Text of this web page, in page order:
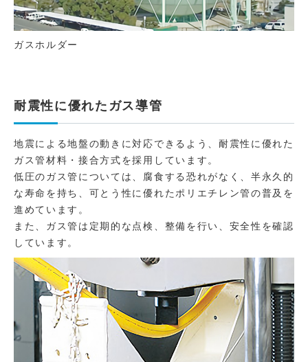
ガスホルダー
耐震性に優れたガス導管
地震による地盤の動きに対応できるよう、耐震性に優れた
ガス管材料・接合方式を採用しています。
低圧のガス管については、腐食する恐れがなく、半永久的
な寿命を持ち、可とう性に優れたポリエチレン管の普及を
進めています。
また、ガス管は定期的な点検、整備を行い、安全性を確認
しています。